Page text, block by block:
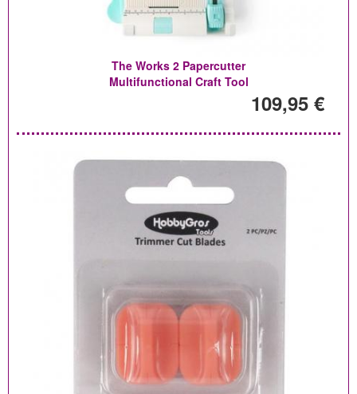
The Works 2 Papercutter
Multifunctional Craft Tool
109,95 €